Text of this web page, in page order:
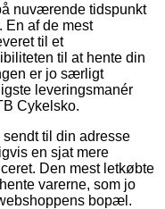
nuværende tidspunkt
En af de mest
til et
til at hente din
er jo særligt
leveringsmanér
Cykelsko.
til din adresse
en sjat mere
Den mest letkøbte
varerne, som jo
bopæl.